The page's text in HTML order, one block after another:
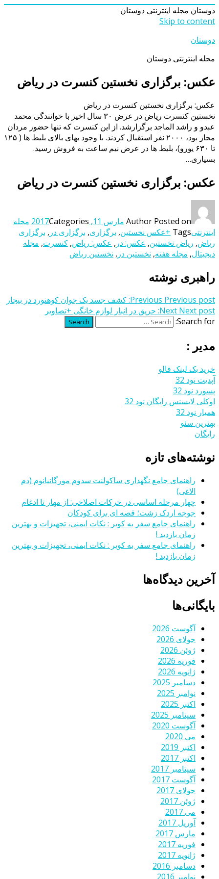
دوستان مجله اینترنتی دوستان
Skip to content
دوستان
مجله اینترنتی دوستان
عکس: برگزاری نخستین کنسرت در ریاض
عکس: برگزاری نخستین کنسرت در ریاض
نخستین کنسرت ریاض در عرض ۳۰ سال اخیر با خوانندگی محمد
عبدو و راشد الماجد برگزارشد. از این کنسرت که تنها حضور مردان
مجاز بود، ۲۰۰۰ نفر استقبال کردند. با وجود بهای بالای بلیط ها ( ۱۲۵
تا ۶۳۰ یورو)، بلیط ها در عرض نیم ساعت به فروش رسید.
بسیاری…
عکس: برگزاری نخستین کنسرت در ریاض
Author Posted on مارس 11, 2017 Categories
مجله
اینترنتیTags +عکس نخستین, برگزاری, برگزاری در , برگزاری
ریاض, ریاض نخستین, عکس: در , عکس: ریاض, کنسرت, مجله
دیجیتال, مجله هفته, نخستین در , نخستین ریاض
راهبری نوشته
Previous Previous post:
کشف جسد یک جوان کوهنورد در بیجار
Next Next post:
حریق در انبار لوازم خانگی +تصاویر
Search for:
Search
مدیر :
خرید بک لینک فالو
آپدیت نود 32
پسورد نود 32
اوکلی لایسنس رایگان نود 32
همیار نود 32
بهترین سئو
رایگان
نوشته‌های تازه
راهنمای جامع نگهداری ساکولنت سدوم مورگانیانوم (دم
الاغی)
چهار مرحله اساسی در حرکات اصلاحی: از مهار تا ادغام
جوجه اردک زشت؛ قصه ای برای کودکان
راهنمای جامع سفر به کویر : نکات ایمنی، تجهیزات و بهترین
زمان بازدید !
راهنمای جامع سفر به کویر : نکات ایمنی، تجهیزات و بهترین
زمان بازدید !
آخرین دیدگاه‌ها
بایگانی‌ها
آگوست 2026
جولای 2026
ژوئن 2026
فوریه 2026
ژانویه 2026
دسامبر 2025
نوامبر 2025
اکتبر 2025
سپتامبر 2025
آگوست 2020
می 2020
اکتبر 2019
اکتبر 2017
سپتامبر 2017
آگوست 2017
جولای 2017
ژوئن 2017
می 2017
آوریل 2017
مارس 2017
فوریه 2017
ژانویه 2017
دسامبر 2016
نوامبر 2016